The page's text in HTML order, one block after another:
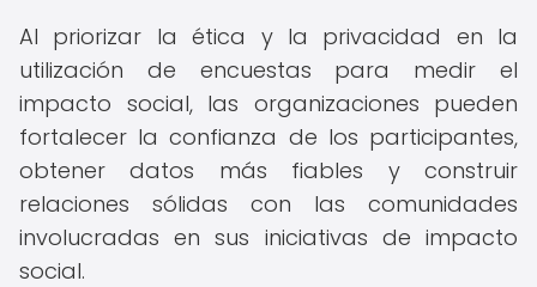
Al priorizar la ética y la privacidad en la
utilización de encuestas para medir el
impacto social, las organizaciones pueden
fortalecer la confianza de los participantes,
obtener datos más fiables y construir
relaciones sólidas con las comunidades
involucradas en sus iniciativas de impacto
social.